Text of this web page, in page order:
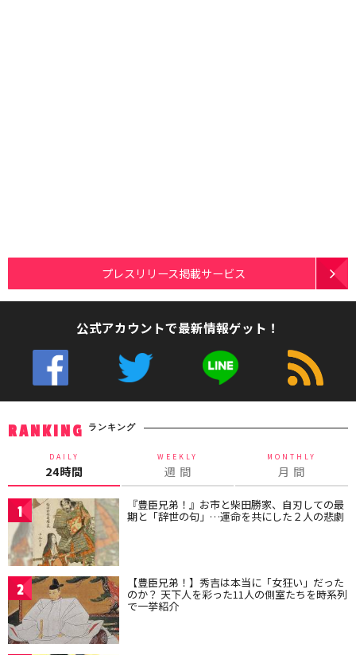
プレスリリース掲載サービス
公式アカウントで最新情報ゲット！
RANKING ランキング
DAILY
24時間
WEEKLY
週 間
MONTHLY
月 間
1 『豊臣兄弟！』お市と柴田勝家、自刃しての最
期と「辞世の句」…運命を共にした２人の悲劇
2 【豊臣兄弟！】秀吉は本当に「女狂い」だった
のか？ 天下人を彩った11人の側室たちを時系列
で一挙紹介